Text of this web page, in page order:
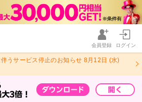
会員登録 ログイン
うサービス停止のお知らせ 8月12日 (水)